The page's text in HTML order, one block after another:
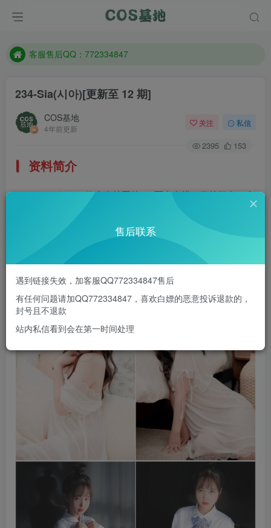
遇到任何问题加客服QQ：772334847
客服售后QQ：772334847
防失联：百度搜索《一七天佳》，实时查看最新站点。
234-Sia(시아)[更新至 12 期]
COS基地
4年前更新
关注 私信
2395 153
资料简介
Sia(시아),一位来自韩国的cos写真女模，目前拥有20多
万粉丝，虽SIA平常都没什么笑容,但是带着淡淡笑意的模样
部分预览
售后联系
遇到链接失效，加客服QQ772334847售后
有任何问题请加QQ772334847，喜欢白嫖的恶意投诉退款的，
封号且不退款
站内私信看到会在第一时间处理